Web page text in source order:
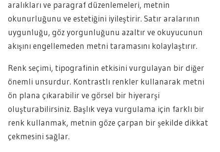
aralıkları ve paragraf düzenlemeleri, metnin
okunurluğunu ve estetiğini iyileştirir. Satır aralarının
uygunluğu, göz yorgunluğunu azaltır ve okuyucunun
akışını engellemeden metni taramasını kolaylaştırır.
Renk seçimi, tipografinin etkisini vurgulayan bir diğer
önemli unsurdur. Kontrastlı renkler kullanarak metni
ön plana çıkarabilir ve görsel bir hiyerarşi
oluşturabilirsiniz. Başlık veya vurgulama için farklı bir
renk kullanmak, metnin göze çarpan bir şekilde dikkat
çekmesini sağlar.